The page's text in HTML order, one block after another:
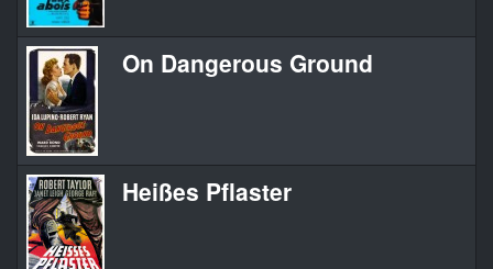
On Dangerous Ground
Heißes Pflaster